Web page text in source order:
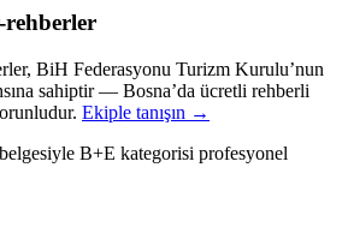
rehberler
BiH Federasyonu Turizm Kurulu’nun
sahiptir — Bosna’da ücretli rehberli
Ekiple tanışın →
B+E kategorisi profesyonel